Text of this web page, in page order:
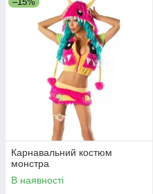
Карнавальний костюм
монстра
В наявності